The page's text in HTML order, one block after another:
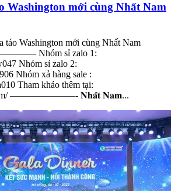
Washington mới cùng Nhất Nam
táo Washington mới cùng Nhất Nam
Nhóm sỉ zalo 1:
Nhóm sỉ zalo 2:
Nhóm xả hàng sale :
Tham khảo thêm tại:
———————- 𝐍𝐡𝐚̂́𝐭 𝐍𝐚𝐦...